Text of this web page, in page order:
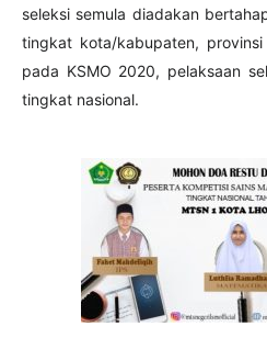
seleksi semula diadakan
tingkat kota/kabupaten,
pada KSMO 2020, pelaksaan
tingkat nasional.